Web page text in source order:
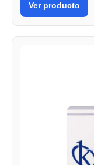
Ver producto